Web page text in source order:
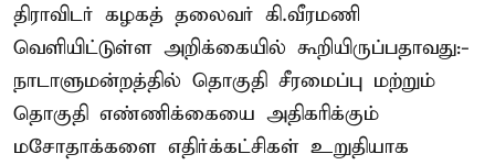
திராவிடர் கழகத் தலைவர் கி.வீரமணி
வெளியிட்டுள்ள அறிக்கையில் கூறியிருப்பதாவது:-
நாடாளுமன்றத்தில் தொகுதி சீரமைப்பு மற்றும்
தொகுதி எண்ணிக்கையை அதிகரிக்கும்
மசோதாக்களை எதிர்க்கட்சிகள் உறுதியாக